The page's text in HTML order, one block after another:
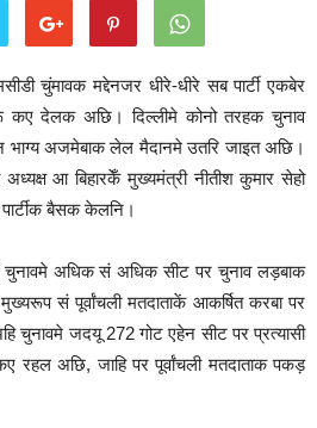
चुंमावक मद्देनजर धीरे-धीरे सब पार्टी एकबेर
देलक अछि। दिल्लीमे कोनो तरहक चुनाव
भाग्य अजमेबाक लेल मैदानमे उतरि जाइत अछि।
आ बिहारकेँ मुख्यमंत्री नीतीश कुमार सेहो
बैसक केलनि।
अधिक सं अधिक सीट पर चुनाव लड़बाक
सं पूर्वांचली मतदाताकें आकर्षित करबा पर
जदयू 272 गोट एहेन सीट पर प्रत्यासी
रहल अछि, जाहि पर पूर्वांचली मतदाताक पकड़